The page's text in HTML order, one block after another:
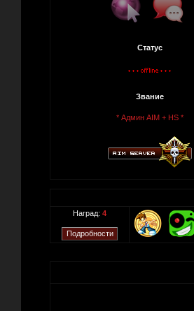
Статус
Звание
* Админ AIM + HS *
Наград: 4